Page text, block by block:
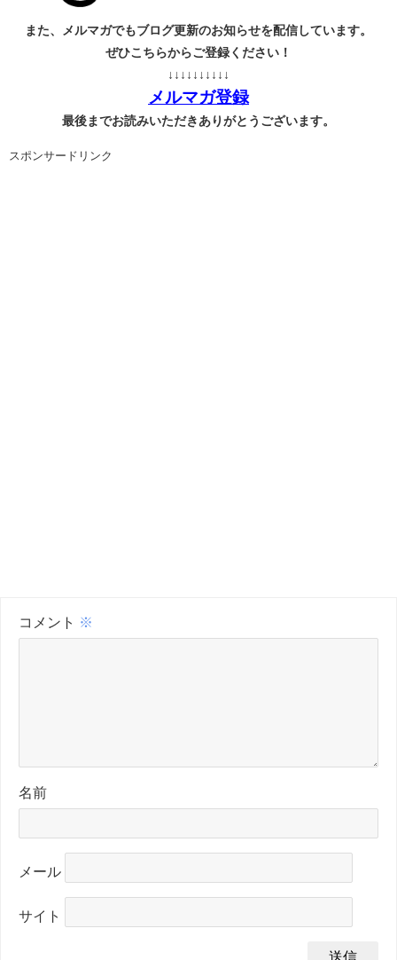
また、メルマガでもブログ更新のお知らせを配信しています。
ぜひこちらからご登録ください！
↓↓↓↓↓↓↓↓↓↓
メルマガ登録
最後までお読みいただきありがとうございます。
スポンサードリンク
コメント ※
名前
メール
サイト